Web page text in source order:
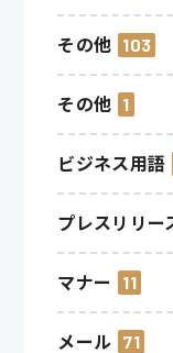
その他 103
その他 1
ビジネス用語
プレスリリー
マナー 11
メール 71